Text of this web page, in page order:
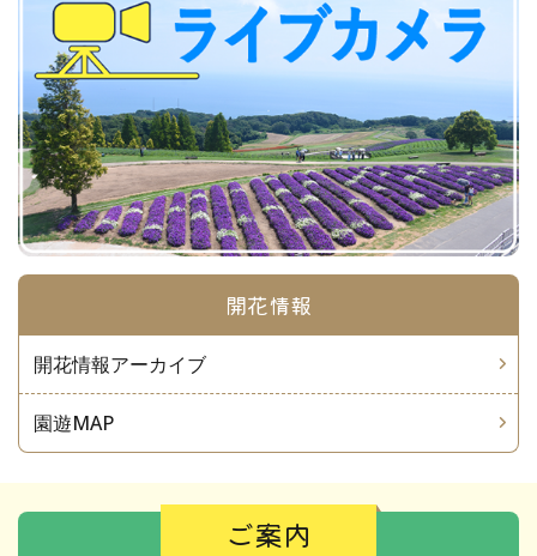
開花情報
開花情報アーカイブ
園遊MAP
ご案内